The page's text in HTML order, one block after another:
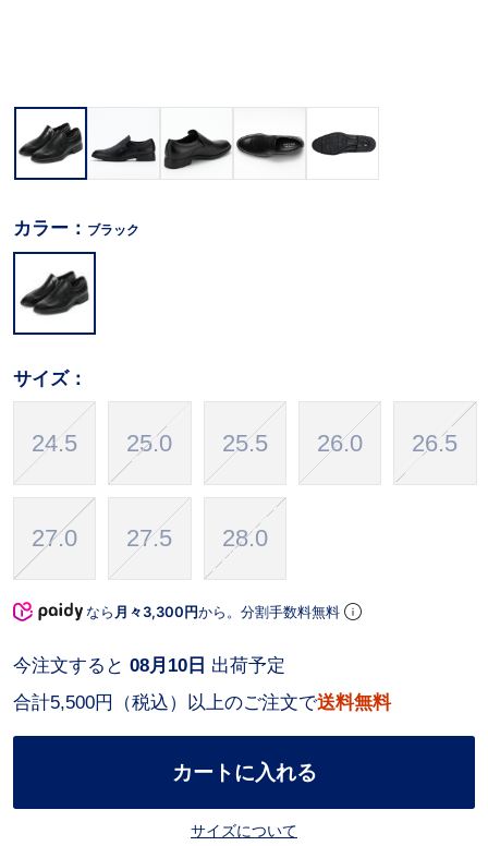
カラー： ブラック
サイズ：
24.5 25.0 25.5 26.0 26.5
27.0 27.5 28.0
なら 月々3,300円から。分割手数料無料
合計5,500円（税込）以上のご注文で送料無料
今注文すると 08月10日 出荷予定
カートに入れる
サイズについて